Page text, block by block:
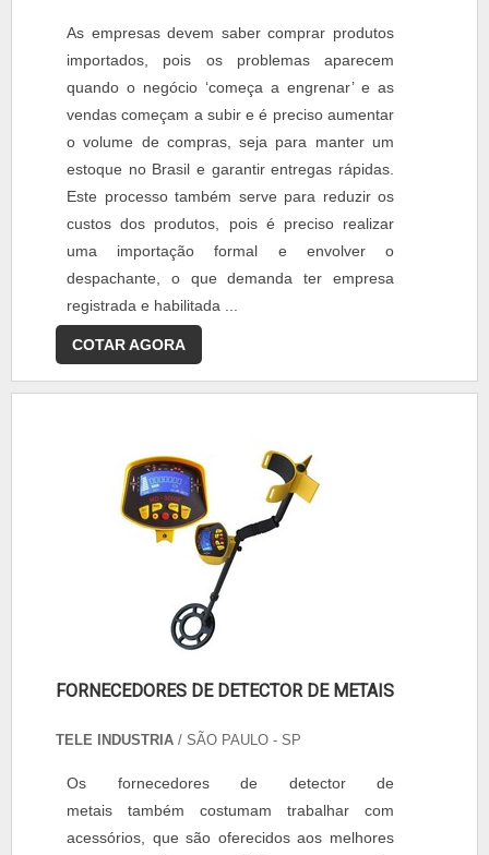
As empresas devem saber comprar produtos
importados, pois os problemas aparecem
quando o negócio ‘começa a engrenar’ e as
vendas começam a subir e é preciso aumentar
o volume de compras, seja para manter um
estoque no Brasil e garantir entregas rápidas.
Este processo também serve para reduzir os
custos dos produtos, pois é preciso realizar
uma importação formal e envolver o
despachante, o que demanda ter empresa
registrada e habilitada ...
COTAR AGORA
FORNECEDORES DE DETECTOR DE METAIS
TELE INDUSTRIA / SÃO PAULO - SP
Os fornecedores de detector de
metais também costumam trabalhar com
acessórios, que são oferecidos aos melhores